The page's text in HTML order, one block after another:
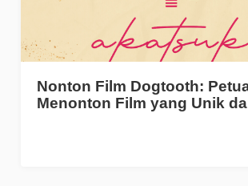
Nonton Film Dogtooth:
Menonton Film yang Unik